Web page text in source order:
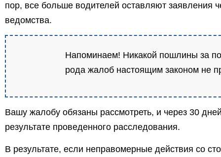
пор, все больше водителей оставляют заявления
ведомства.
Напоминаем! Никакой пошлины за
рода жалоб настоящим законом не
Вашу жалобу обязаны рассмотреть, и через 30
результате проведенного расследования.
В результате, если неправомерные действия со